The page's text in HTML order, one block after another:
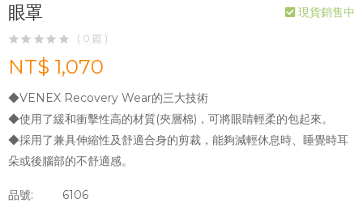
現貨銷售中
眼罩
( 0 篇 )
NT$ 1,070
◆VENEX Recovery Wear的三大技術
◆使用了緩和衝擊性高的材質(夾層棉)，可將眼睛輕柔的包起來。
◆採用了兼具伸縮性及舒適合身的剪裁，能夠減輕休息時、睡覺時耳
朵或後腦部的不舒適感。
品號: 6106